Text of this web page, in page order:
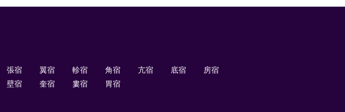
張宿 翼宿 軫宿 角宿 亢宿 底宿
房宿
壁宿 奎宿 婁宿 胃宿